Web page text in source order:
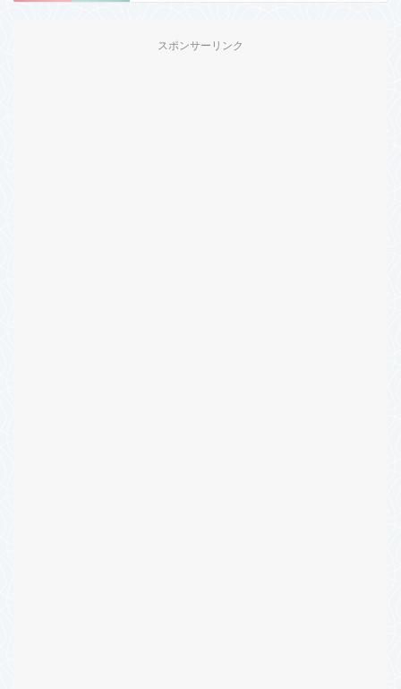
スポンサーリンク